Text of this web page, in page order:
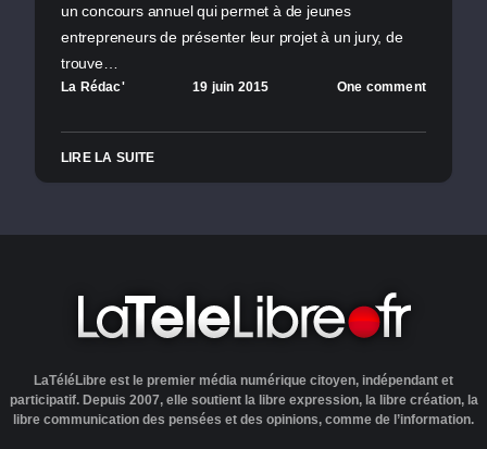
un concours annuel qui permet à de jeunes
entrepreneurs de présenter leur projet à un jury, de
trouve…
La Rédac' 19 juin 2015 One comment
LIRE LA SUITE
LaTéléLibre est le premier média numérique citoyen, indépendant et
participatif. Depuis 2007, elle soutient la libre expression, la libre création, la
libre communication des pensées et des opinions, comme de l’information.